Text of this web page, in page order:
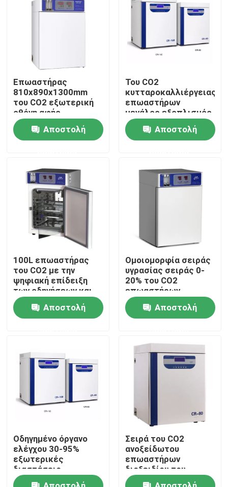
Αρχική Σελίδα
Προϊόντα
Σχετικά με εμάς
Γύρος εργοστασίων
Ποιοτικός έλεγχος
επαφή
Εργαστηριακός ξηρότερος φούρνος
Βιομηχανικός φούρνος ξήρανσης
Επωαστήρας
810x890x1300mm
του CO2 εξωτερική
οθόνη αφής
αισθητήρων
διαστάσεωνΑποστολή
Του CO2
κυτταροκαλλιέργειας
επωαστήρων
μεγάλος εξοπλισμός
εργαστηρίων
Benchtop επίπεδης
βάσης για την ιατρική
Αποστολή
100L επωαστήρας
του CO2 με την
ψηφιακή επίδειξη
των οδηγήσεων και
το υλικό
ανοξείδωτου
Αποστολή
Ομοιομορφία σειράς
υγρασίας σειράς 0-
20% του CO2
επωαστήρων
διοξειδίου του
άνθρακα 30-95% RH
±0.5%
Αποστολή
Οδηγημένο όργανο
ελέγχου 30-95%
εξωτερικές
διαστάσεις
810x890x1300mm
Σειρά του CO2
ανοξείδωτου
επωαστήρων
διοξειδίου του
άνθρακα με το χρόνο